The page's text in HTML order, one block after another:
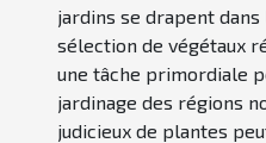
jardins se drapent
sélection de végétaux
une tâche primordiale
jardinage des régions
judicieux de plantes